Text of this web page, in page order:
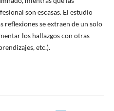
son escasas. El estudio
reflexiones se extraen de un solo
los hallazgos con otras
etc.).